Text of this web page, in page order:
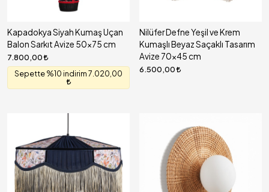
Kapadokya Siyah Kumaş Uçan
Balon Sarkıt Avize 50x75 cm
7.800,00
Sepette %10 indirim 7.020,00
Nilüfer Defne Yeşil ve Krem
Kumaşlı Beyaz Saçaklı Tasarım
Avize 70x45 cm
6.500,00